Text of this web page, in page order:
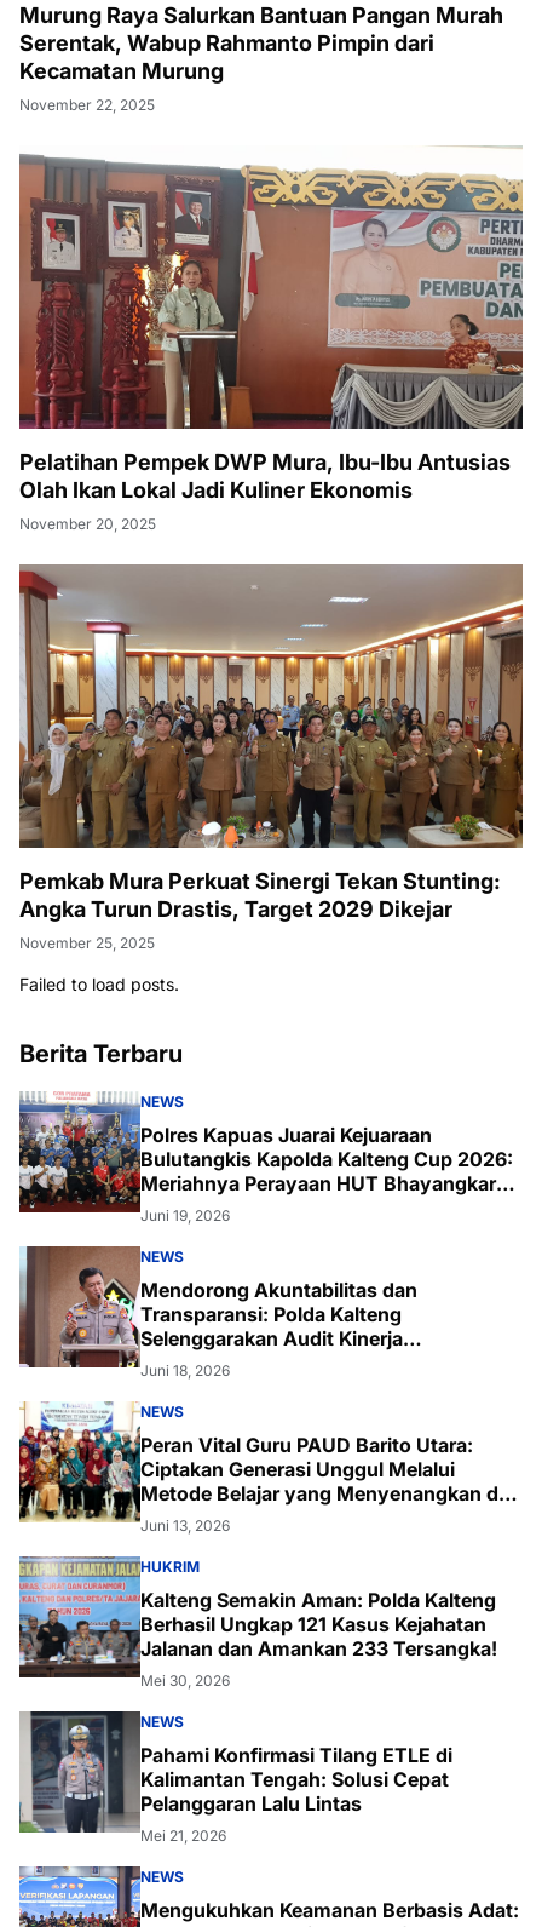
Murung Raya Salurkan Bantuan Pangan Murah
Serentak, Wabup Rahmanto Pimpin dari
Kecamatan Murung
November 22, 2025
Pelatihan Pempek DWP Mura, Ibu-Ibu Antusias
Olah Ikan Lokal Jadi Kuliner Ekonomis
November 20, 2025
Pemkab Mura Perkuat Sinergi Tekan Stunting:
Angka Turun Drastis, Target 2029 Dikejar
November 25, 2025
Failed to load posts.
Berita Terbaru
NEWS
Polres Kapuas Juarai Kejuaraan
Bulutangkis Kapolda Kalteng Cup 2026:
Meriahnya Perayaan HUT Bhayangkara
ke-80 di Palangka Raya
Juni 19, 2026
NEWS
Mendorong Akuntabilitas dan
Transparansi: Polda Kalteng
Selenggarakan Audit Kinerja
Komprehensif Bersama Itwasum Polri
Juni 18, 2026
NEWS
Peran Vital Guru PAUD Barito Utara:
Ciptakan Generasi Unggul Melalui
Metode Belajar yang Menyenangkan dan
Inovatif
Juni 13, 2026
HUKRIM
Kalteng Semakin Aman: Polda Kalteng
Berhasil Ungkap 121 Kasus Kejahatan
Jalanan dan Amankan 233 Tersangka!
Mei 30, 2026
NEWS
Pahami Konfirmasi Tilang ETLE di
Kalimantan Tengah: Solusi Cepat
Pelanggaran Lalu Lintas
Mei 21, 2026
NEWS
Mengukuhkan Keamanan Berbasis Adat: